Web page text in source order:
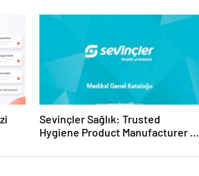
Sevinçler Sağlık: Trusted
Hygiene Product Manufacturer in